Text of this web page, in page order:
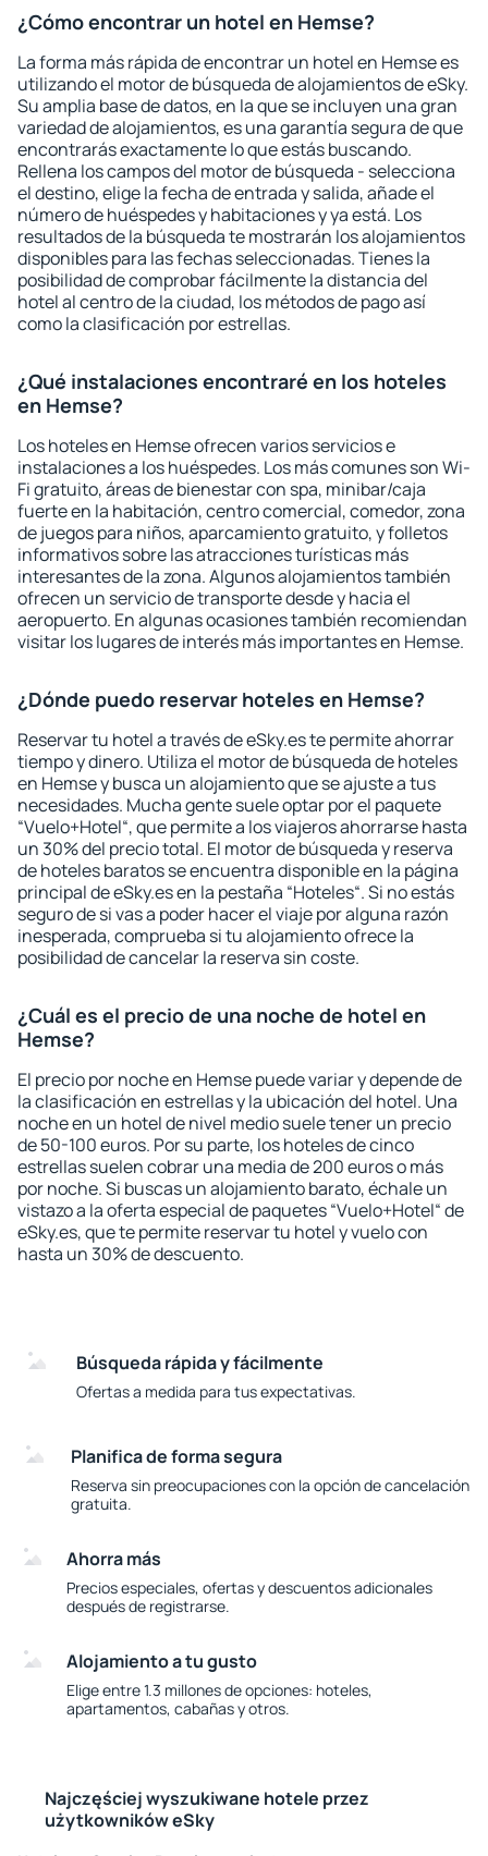
¿Cómo encontrar un hotel en Hemse?
La forma más rápida de encontrar un hotel en Hemse es
utilizando el motor de búsqueda de alojamientos de eSky.
Su amplia base de datos, en la que se incluyen una gran
variedad de alojamientos, es una garantía segura de que
encontrarás exactamente lo que estás buscando.
Rellena los campos del motor de búsqueda - selecciona
el destino, elige la fecha de entrada y salida, añade el
número de huéspedes y habitaciones y ya está. Los
resultados de la búsqueda te mostrarán los alojamientos
disponibles para las fechas seleccionadas. Tienes la
posibilidad de comprobar fácilmente la distancia del
hotel al centro de la ciudad, los métodos de pago así
como la clasificación por estrellas.
¿Qué instalaciones encontraré en los hoteles
en Hemse?
Los hoteles en Hemse ofrecen varios servicios e
instalaciones a los huéspedes. Los más comunes son Wi-
Fi gratuito, áreas de bienestar con spa, minibar/caja
fuerte en la habitación, centro comercial, comedor, zona
de juegos para niños, aparcamiento gratuito, y folletos
informativos sobre las atracciones turísticas más
interesantes de la zona. Algunos alojamientos también
ofrecen un servicio de transporte desde y hacia el
aeropuerto. En algunas ocasiones también recomiendan
visitar los lugares de interés más importantes en Hemse.
¿Dónde puedo reservar hoteles en Hemse?
Reservar tu hotel a través de eSky.es te permite ahorrar
tiempo y dinero. Utiliza el motor de búsqueda de hoteles
en Hemse y busca un alojamiento que se ajuste a tus
necesidades. Mucha gente suele optar por el paquete
“Vuelo+Hotel“, que permite a los viajeros ahorrarse hasta
un 30% del precio total. El motor de búsqueda y reserva
de hoteles baratos se encuentra disponible en la página
principal de eSky.es en la pestaña “Hoteles“. Si no estás
seguro de si vas a poder hacer el viaje por alguna razón
inesperada, comprueba si tu alojamiento ofrece la
posibilidad de cancelar la reserva sin coste.
¿Cuál es el precio de una noche de hotel en
Hemse?
El precio por noche en Hemse puede variar y depende de
la clasificación en estrellas y la ubicación del hotel. Una
noche en un hotel de nivel medio suele tener un precio
de 50-100 euros. Por su parte, los hoteles de cinco
estrellas suelen cobrar una media de 200 euros o más
por noche. Si buscas un alojamiento barato, échale un
vistazo a la oferta especial de paquetes “Vuelo+Hotel“ de
eSky.es, que te permite reservar tu hotel y vuelo con
hasta un 30% de descuento.
Búsqueda rápida y fácilmente
Ofertas a medida para tus expectativas.
Planifica de forma segura
Reserva sin preocupaciones con la opción de cancelación
gratuita.
Ahorra más
Precios especiales, ofertas y descuentos adicionales
después de registrarse.
Alojamiento a tu gusto
Elige entre 1.3 millones de opciones: hoteles,
apartamentos, cabañas y otros.
Najczęściej wyszukiwane hotele przez
użytkowników eSky